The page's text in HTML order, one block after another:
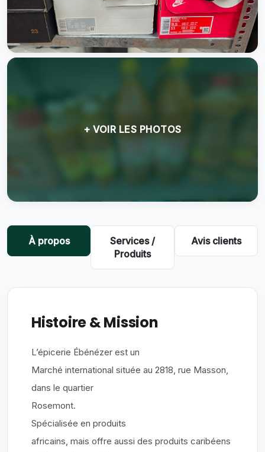
+ VOIR LES PHOTOS
À propos
Services /
Produits
Avis clients
Histoire & Mission
L’épicerie Ébénézer est un
Marché international située au 2818, rue Masson,
dans le quartier
Rosemont.
Spécialisée en produits
africains, mais offre aussi des produits caribéens